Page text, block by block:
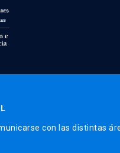
con las distintas